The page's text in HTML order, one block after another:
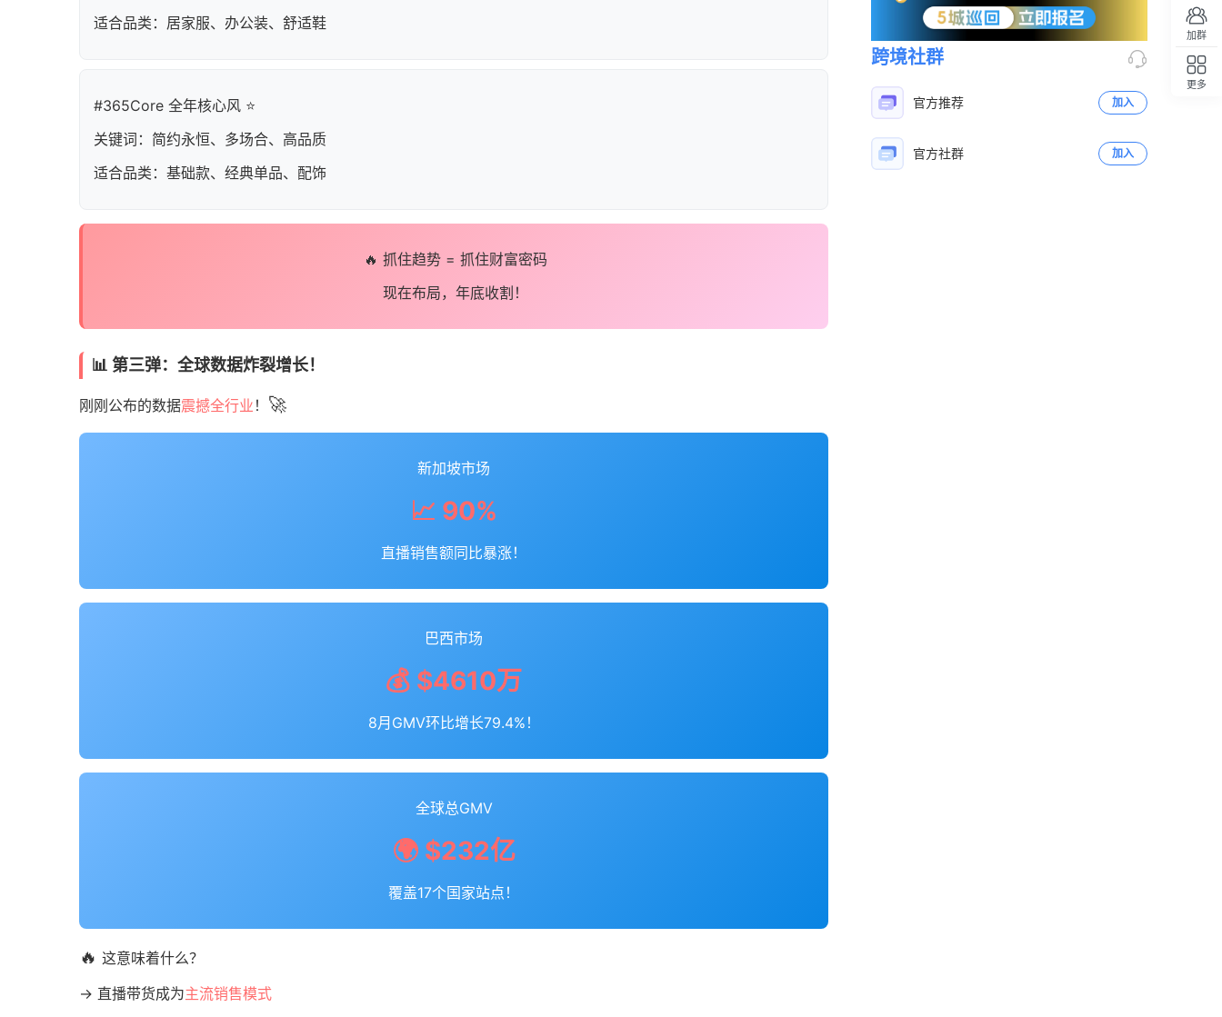
适合品类：居家服、办公装、舒适鞋
#365Core 全年核心风 ⭐
关键词：简约永恒、多场合、高品质
适合品类：基础款、经典单品、配饰
🔥 抓住趋势 = 抓住财富密码
现在布局，年底收割！
📊 第三弹：全球数据炸裂增长！
刚刚公布的数据震撼全行业 ！ 🚀
新加坡市场
📈 90%
直播销售额同比暴涨！
巴西市场
💰 $4610万
8月GMV环比增长79.4%！
全球总GMV
🌍 $232亿
覆盖17个国家站点！
🔥 这意味着什么？
→ 直播带货成为主流销售模式
跨境社群
官方推荐 加入
官方社群 加入
加群
更多